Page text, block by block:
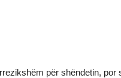
për shëndetin,